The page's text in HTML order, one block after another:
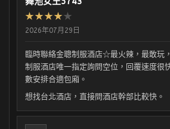
★★★★★
2026年07月29日
臨時聯絡金聰制服酒店☆最火辣，最敢玩
制服酒店唯一指定詢問空位，回覆速度很
數安排合適包廂。
想找台北酒店，直接問酒店幹部比較快。